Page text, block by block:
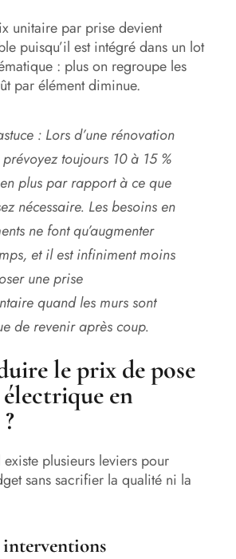
unitaire par prise devient
puisqu’il est intégré dans un lot
: plus on regroupe les
par élément diminue.
: Lors d’une rénovation
toujours 10 à 15 %
plus par rapport à ce que
nécessaire. Les besoins en
ne font qu’augmenter
et il est infiniment moins
une prise
quand les murs sont
de revenir après coup.
le prix de pose
électrique en
plusieurs leviers pour
sans sacrifier la qualité ni la
interventions